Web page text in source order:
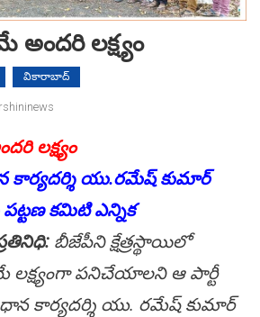
ల‌క్ష్యం
వికారాబాద్
ల‌క్ష్యం
కార్యదర్శి యు.రమేష్ కుమార్
కమిటి ఎన్నిక
బీజేపీని క్షేత్రస్థాయిలో
ప‌నిచేయాల‌ని ఆ పార్టీ
కార్యదర్శి యు. రమేష్ కుమార్